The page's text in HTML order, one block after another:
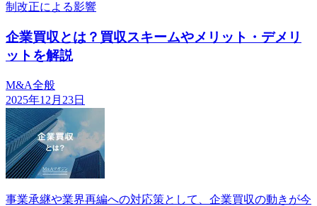
制改正による影響
企業買収とは？買収スキームやメリット・デメリ
ットを解説
M&A全般
2025年12月23日
事業承継や業界再編への対応策として、企業買収の動きが今